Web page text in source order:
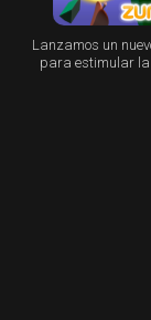
Lanzamos un
para estimular la